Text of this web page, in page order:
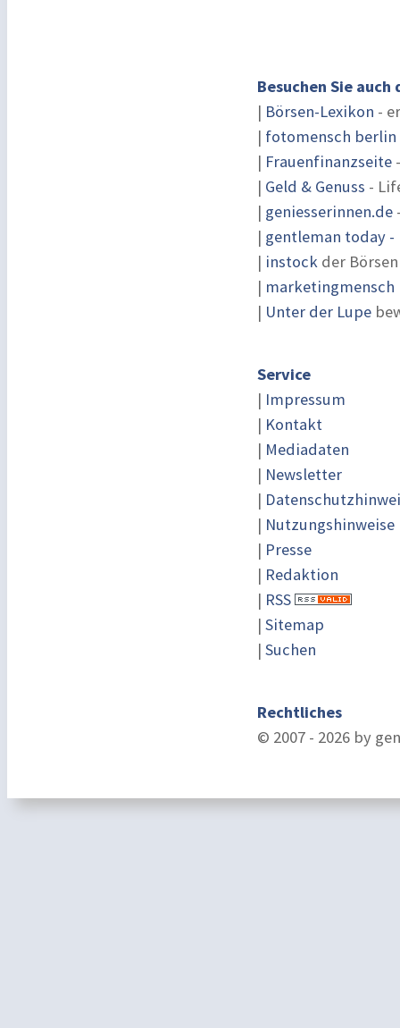
Besuchen Sie
| Börsen-Lexikon -
| fotomensch berlin
| Frauenfinanzseite
| Geld & Genuss -
| geniesserinnen.de
| gentleman today -
| instock der
|
| Unter der Lupe
Service
| Impressum
| Kontakt
| Mediadaten
| Newsletter
|
| Nutzungshinweise
| Presse
| Redaktion
| RSS
| Sitemap
| Suchen
Rechtliches
© 2007 - 2026 by